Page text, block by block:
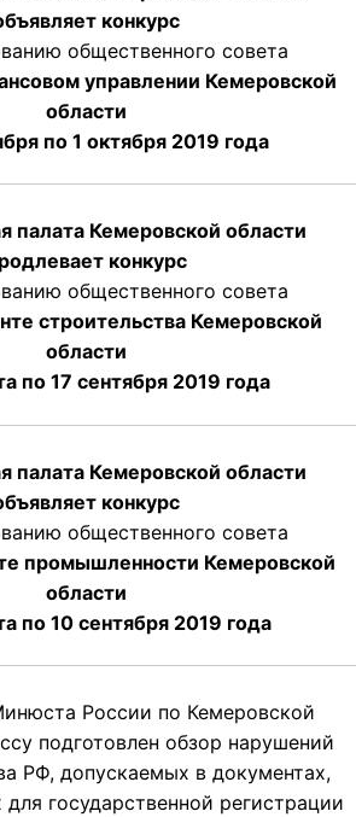
конкурс
общественного совета
управлении Кемеровской
области
по 1 октября 2019 года
палата Кемеровской области
конкурс
общественного совета
строительства Кемеровской
области
по 17 сентября 2019 года
палата Кемеровской области
конкурс
общественного совета
промышленности Кемеровской
области
по 10 сентября 2019 года
России по Кемеровской
подготовлен обзор нарушений
РФ, допускаемых в документах,
государственной регистрации